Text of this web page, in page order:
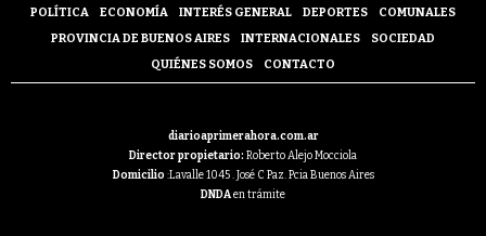
POLÍTICA ECONOMÍA INTERÉS GENERAL DEPORTES
COMUNALES
PROVINCIA DE BUENOS AIRES
INTERNACIONALES
SOCIEDAD
QUIÉNES SOMOS
CONTACTO
diarioaprimerahora.com.ar
Director propietario: Roberto Alejo Mocciola
Domicilio :Lavalle 1045 . José C Paz. Pcia Buenos Aires
DNDAen trámite